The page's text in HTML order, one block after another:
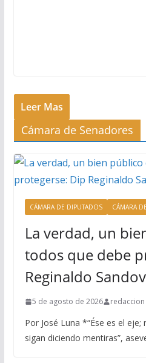
Leer Mas
Cámara de Senadores
CÁMARA DE DIPUTADOS CÁMARA
La verdad, un
todos que debe
Reginaldo
5 de agosto de 2026 redaccion
Por José Luna *“Ése es el
sigan diciendo mentiras”,